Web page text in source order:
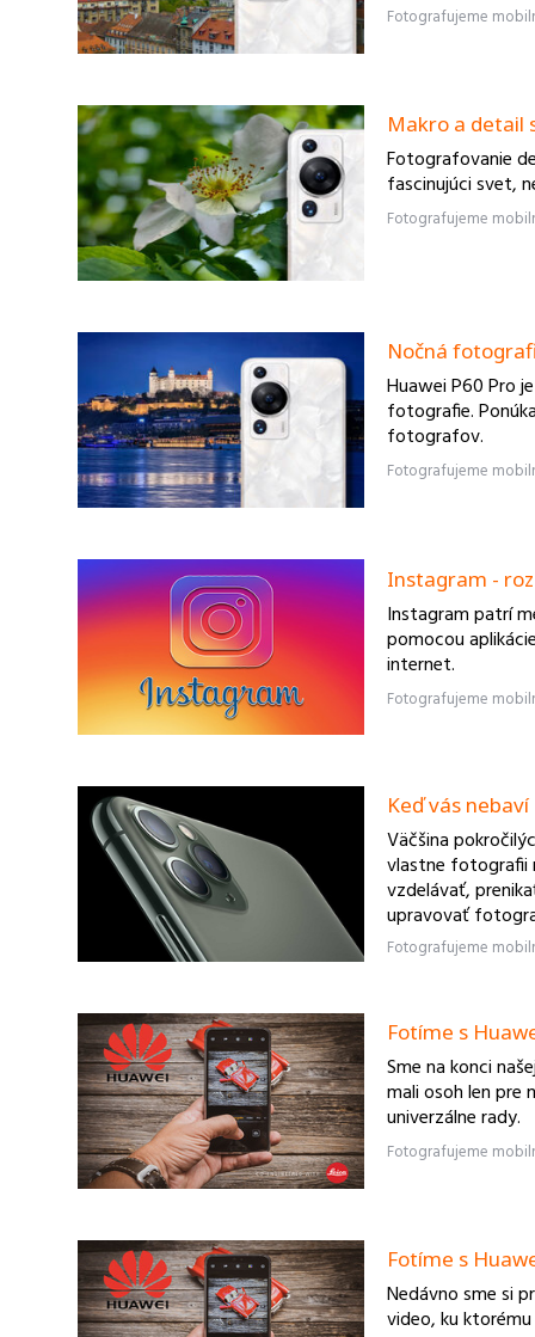
Makro a detail
Fotografovanie
fascinujúci svet,
Nočná
Huawei P60 Pro
fotografie.
fotografov.
Instagram -
Instagram patrí
pomocou
internet.
Keď vás
Väčšina
vlastne fotografii
vzdelávať,
upravovať
Fotíme s
Sme na konci
mali osoh len pre
univerzálne rady.
Fotíme s
Nedávno sme si
video, ku